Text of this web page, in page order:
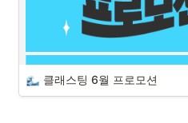
클래스팅 6월 프로모션